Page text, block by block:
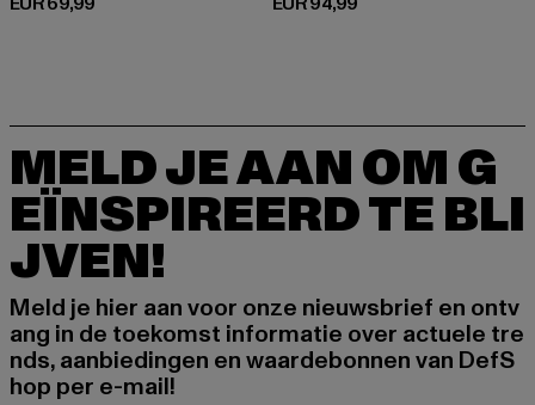
MELD JE AAN OM G
EÏNSPIREERD TE BLI
JVEN!
Meld je hier aan voor onze nieuwsbrief en ontv
ang in de toekomst informatie over actuele tre
nds, aanbiedingen en waardebonnen van DefS
hop per e-mail!